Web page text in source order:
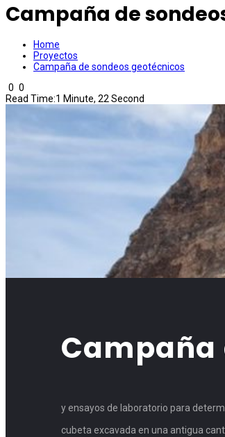
Campaña de
Home
Proyectos
Campaña de sondeos geotécnicos
0 0
Read Time:1 Minute, 22 Second
Campaña
y ensayos de laboratorio para
cubeta excavada en una antigua